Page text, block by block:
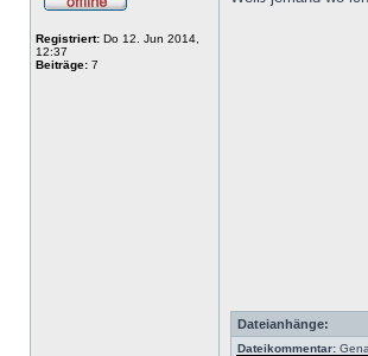
Registriert: Do 12. Jun 2014,
12:37
Beiträge: 7
Dateianhänge:
Dateikommentar: